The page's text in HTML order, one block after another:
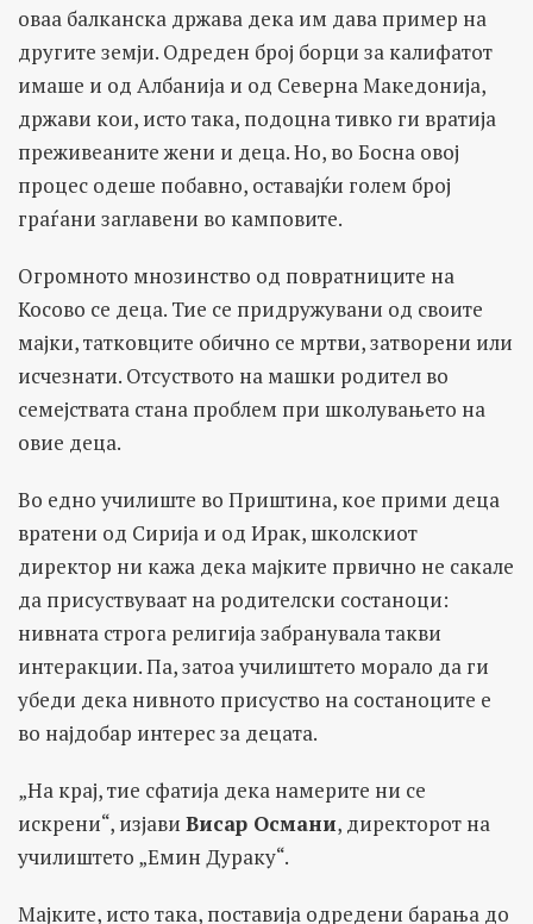
оваа балканска држава дека им дава пример на
другите земји. Одреден број борци за калифатот
имаше и од Албанија и од Северна Македонија,
држави кои, исто така, подоцна тивко ги вратија
преживеаните жени и деца. Но, во Босна овој
процес одеше побавно, оставајќи голем број
граѓани заглавени во камповите.
Огромното мнозинство од повратниците на
Косово се деца. Тие се придружувани од своите
мајки, татковците обично се мртви, затворени или
исчезнати. Отсуството на машки родител во
семејствата стана проблем при школувањето на
овие деца.
Во едно училиште во Приштина, кое прими деца
вратени од Сирија и од Ирак, школскиот
директор ни кажа дека мајките првично не сакале
да присуствуваат на родителски состаноци:
нивната строга религија забранувала такви
интеракции. Па, затоа училиштето морало да ги
убеди дека нивното присуство на состаноците е
во најдобар интерес за децата.
„На крај, тие сфатија дека намерите ни се
искрени“, изјави Висар Османи, директорот на
училиштето „Емин Дураку“.
Мајките, исто така, поставија одредени барања до